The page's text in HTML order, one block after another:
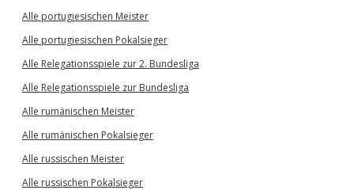
Alle portugiesischen Meister
Alle portugiesischen Pokalsieger
Alle Relegationsspiele zur 2. Bundesliga
Alle Relegationsspiele zur Bundesliga
Alle rumänischen Meister
Alle rumänischen Pokalsieger
Alle russischen Meister
Alle russischen Pokalsieger